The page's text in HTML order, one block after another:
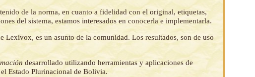
de la norma, en cuanto a fidelidad con el original, etiquetas,
del sistema, estamos interesados en conocerla e implementarla.
Lexivox, es un asunto de la comunidad. Los resultados, son de uso
desarrollado utilizando herramientas y aplicaciones de
el Estado Plurinacional de Bolivia.